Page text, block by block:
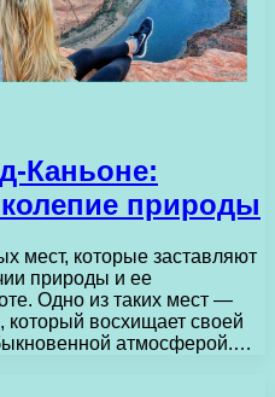
Каньоне:
природы
мест, которые заставляют
природы и ее
Одно из таких мест —
который восхищает своей
атмосферой.…